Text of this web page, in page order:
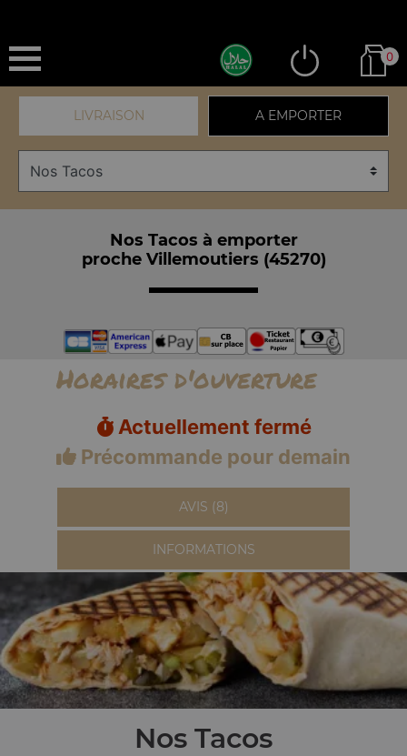
0
LIVRAISON A EMPORTER
Nos Tacos à emporter
proche Villemoutiers (45270)
Horaires d'ouverture
Actuellement fermé
Précommande pour demain
AVIS (8)
INFORMATIONS
Nos Tacos